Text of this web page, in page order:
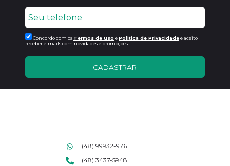
Concordo com os Termos de uso ePolitica de Privacidadee aceito
receber e-mails com novidades e promoções.
CADASTRAR
(48) 99932-9761
(48) 3437-5948